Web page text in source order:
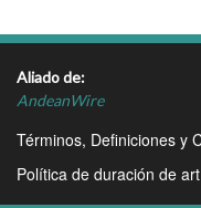
Aliado de:
AndeanWire
Términos, Definiciones y
Política de duración de